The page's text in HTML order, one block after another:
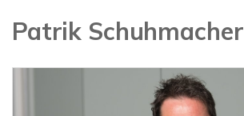
Patrik Schuhmacher